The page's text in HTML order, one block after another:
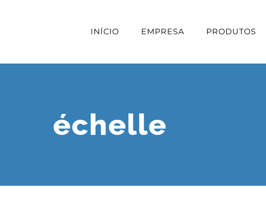
INÍCIO EMPRESA PRODUTOS
échelle